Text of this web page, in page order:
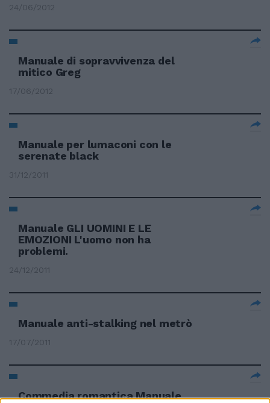
24/06/2012
Manuale di sopravvivenza del
mitico Greg
17/06/2012
Manuale per lumaconi con le
serenate black
31/12/2011
Manuale GLI UOMINI E LE
EMOZIONI L'uomo non ha
problemi.
24/12/2011
Manuale anti-stalking nel metrò
17/07/2011
Commedia romantica Manuale